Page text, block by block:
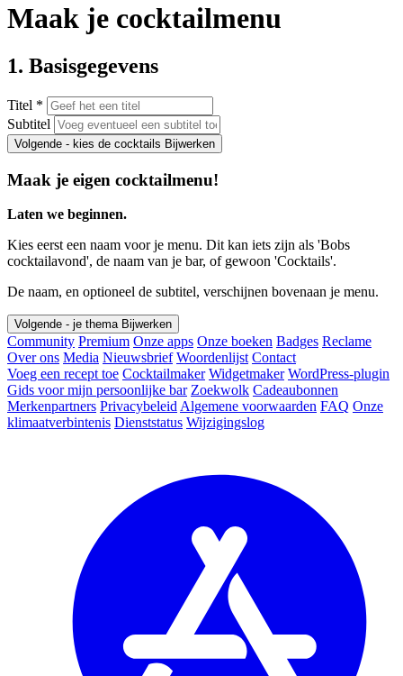
Maak je cocktailmenu
1. Basisgegevens
Titel *
Subtitel
Volgende - kies de cocktails Bijwerken
Maak je eigen cocktailmenu!
Laten we beginnen.
Kies eerst een naam voor je menu. Dit kan iets zijn als 'Bobs
cocktailavond', de naam van je bar, of gewoon 'Cocktails'.
De naam, en optioneel de subtitel, verschijnen bovenaan je menu.
Volgende - je thema Bijwerken
Community Premium Onze apps Onze boeken Badges Reclame
Over ons Media Nieuwsbrief Woordenlijst Contact
Voeg een recept toe Cocktailmaker Widgetmaker WordPress-plugin
Gids voor mijn persoonlijke bar Zoekwolk Cadeaubonnen
Merkenpartners Privacybeleid Algemene voorwaarden FAQ Onze
klimaatverbintenis Dienststatus Wijzigingslog